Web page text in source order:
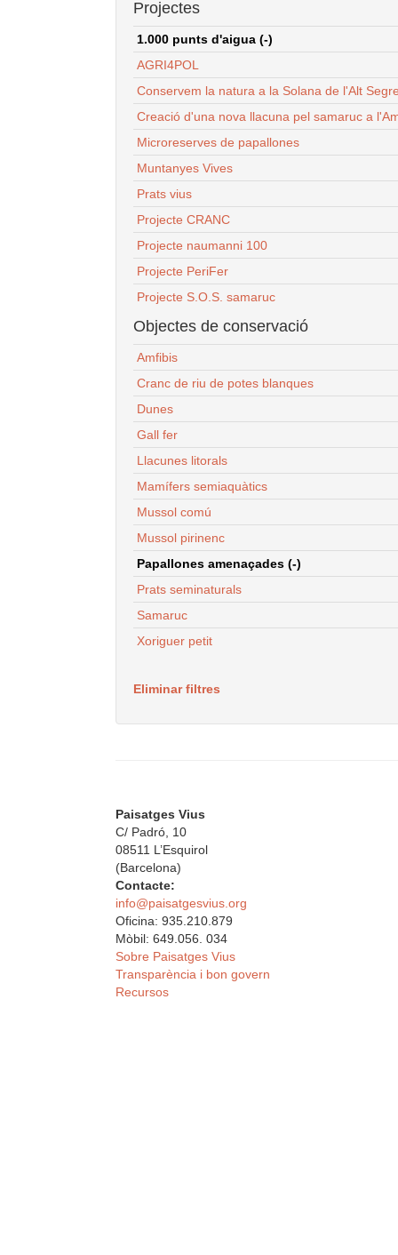
Projectes
1.000 punts d'aigua (-)
AGRI4POL
Conservem la natura a la Solana de l'Alt
Creació d'una nova llacuna pel samaruc a
Microreserves de papallones
Muntanyes Vives
Prats vius
Projecte CRANC
Projecte naumanni 100
Projecte PeriFer
Projecte S.O.S. samaruc
Objectes de conservació
Amfibis
Cranc de riu de potes blanques
Dunes
Gall fer
Llacunes litorals
Mamífers semiaquàtics
Mussol comú
Mussol pirinenc
Papallones amenaçades (-)
Prats seminaturals
Samaruc
Xoriguer petit
Eliminar filtres
Paisatges Vius
C/ Padró, 10
08511 L’Esquirol
(Barcelona)
Contacte:
info@paisatgesvius.org
Oficina: 935.210.879
Mòbil: 649.056. 034
Sobre Paisatges Vius
Transparència i bon govern
Recursos